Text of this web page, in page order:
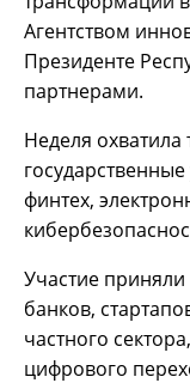
Агентством
Президенте
партнерами.
Неделя охватила
государственные
финтех,
Участие приняли
банков,
частного
цифрового